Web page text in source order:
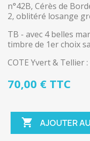
n°42B, Cérès de
2, oblitéré losange
TB - avec 4 belles
timbre de 1er choix
COTE Yvert & Tellier
70,00 € TTC
 AJOUTER